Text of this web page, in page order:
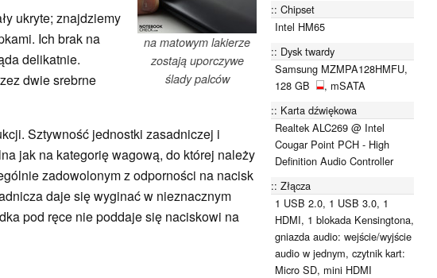
na matowym lakierze
zostają uporczywe
ślady palców
ukryte; znajdziemy
Ich brak na
delikatnie.
dwie srebrne
Sztywność jednostki zasadniczej i
jak na kategorię wagową, do której należy
zadowolonym z odporności na nacisk
daje się wyginać w nieznacznym
pod ręce nie poddaje się naciskowi na
Chipset
Intel HM65
Dysk twardy
Samsung MZMPA128HMFU,
128 GB
, mSATA
Karta dźwiękowa
Realtek ALC269 @ Intel
Cougar Point PCH - High
Definition Audio Controller
Złącza
1 USB 2.0, 1 USB 3.0, 1
HDMI, 1 blokada Kensingtona,
gniazda audio: wejście/wyjście
audio w jednym, czytnik kart:
Micro SD, mini HDMI